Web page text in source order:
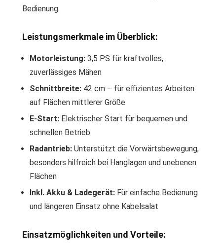
Bedienung.
Leistungsmerkmale im Überblick:
Motorleistung: 3,5 PS für kraftvolles,
zuverlässiges Mähen
Schnittbreite: 42 cm – für effizientes Arbeiten
auf Flächen mittlerer Größe
E-Start: Elektrischer Start für bequemen und
schnellen Betrieb
Radantrieb: Unterstützt die Vorwärtsbewegung,
besonders hilfreich bei Hanglagen und unebenen
Flächen
Inkl. Akku & Ladegerät: Für einfache Bedienung
und längeren Einsatz ohne Kabelsalat
Einsatzmöglichkeiten und Vorteile: